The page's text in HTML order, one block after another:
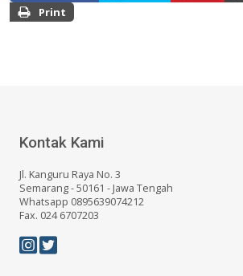
Print
Kontak Kami
Jl. Kanguru Raya No. 3
Semarang - 50161 - Jawa Tengah
Whatsapp 0895639074212
Fax. 024 6707203